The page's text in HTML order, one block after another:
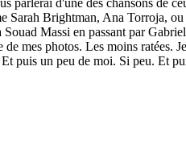
Brightman, Ana Torroja,
Massi en passant par
mes photos. Les moins ratées.
puis un peu de moi. Si peu. Et